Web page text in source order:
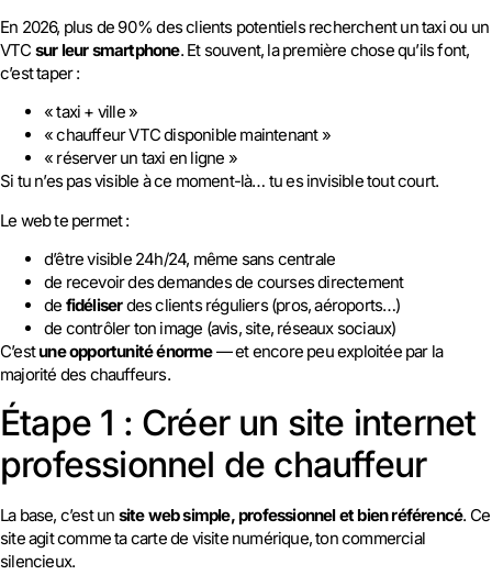
En 2026, plus de 90 % des clients potentiels recherchent un taxi ou un
VTC sur leur smartphone. Et souvent, la première chose qu’ils font,
c’est taper :
« taxi + ville »
« chauffeur VTC disponible maintenant »
« réserver un taxi en ligne »
Si tu n’es pas visible à ce moment-là… tu es invisible tout court.
Le web te permet :
d’être visible 24h/24, même sans centrale
de recevoir des demandes de courses directement
de fidéliserdes clients réguliers (pros, aéroports…)
de contrôler ton image (avis, site, réseaux sociaux)
C’estune opportunité énorme— et encore peu exploitée par la
majorité des chauffeurs.
Étape 1 : Créer un site internet
professionnel de chauffeur
La base, c’est un site web simple, professionnel et bien référencé. Ce
site agit comme ta carte de visite numérique, ton commercial
silencieux.